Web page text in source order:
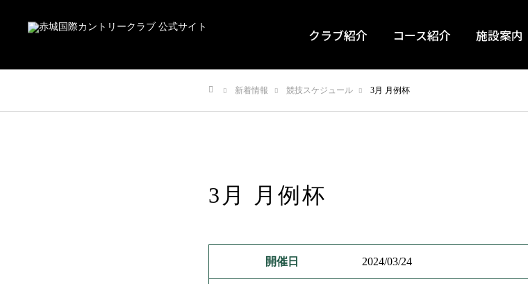
クラブ紹介 コース紹介 施設案内
新着情報 競技スケジュール 3月 月例杯
3月 月例杯
開催日 2024/03/24